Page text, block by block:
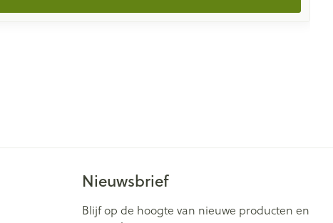
Nieuwsbrief
Blijf op de hoogte van nieuwe producten en